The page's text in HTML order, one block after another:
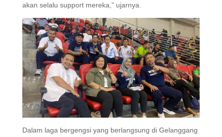
akan selalu support mereka,” ujarnya.
Dalam laga bergengsi yang berlangsung di Gelanggang